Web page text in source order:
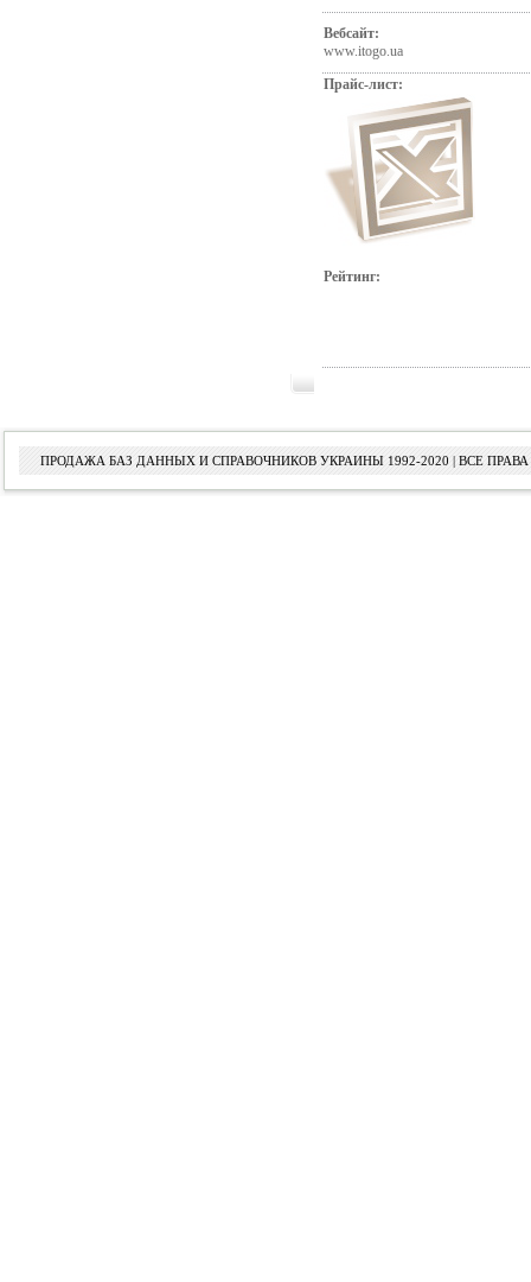
Вебсайт:
www.itogo.ua
Прайс-лист:
Рейтинг:
ПРОДАЖА БАЗ ДАННЫХ И СПРАВОЧНИКОВ УКРАИНЫ 1992-2020 | ВСЕ